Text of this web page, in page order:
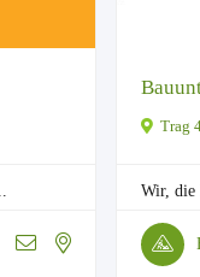
Trag
Wir, die